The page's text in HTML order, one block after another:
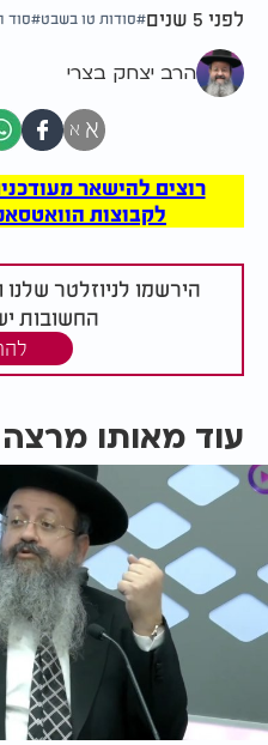
לפני 5 שנים סודות טו בשבט סוד
הרב יצחק בצרי
א א
רוצים להישאר
לקבוצות הוואטסאפ של
הירשמו לניוזלטר
החשובות
עוד מאותו מרצה